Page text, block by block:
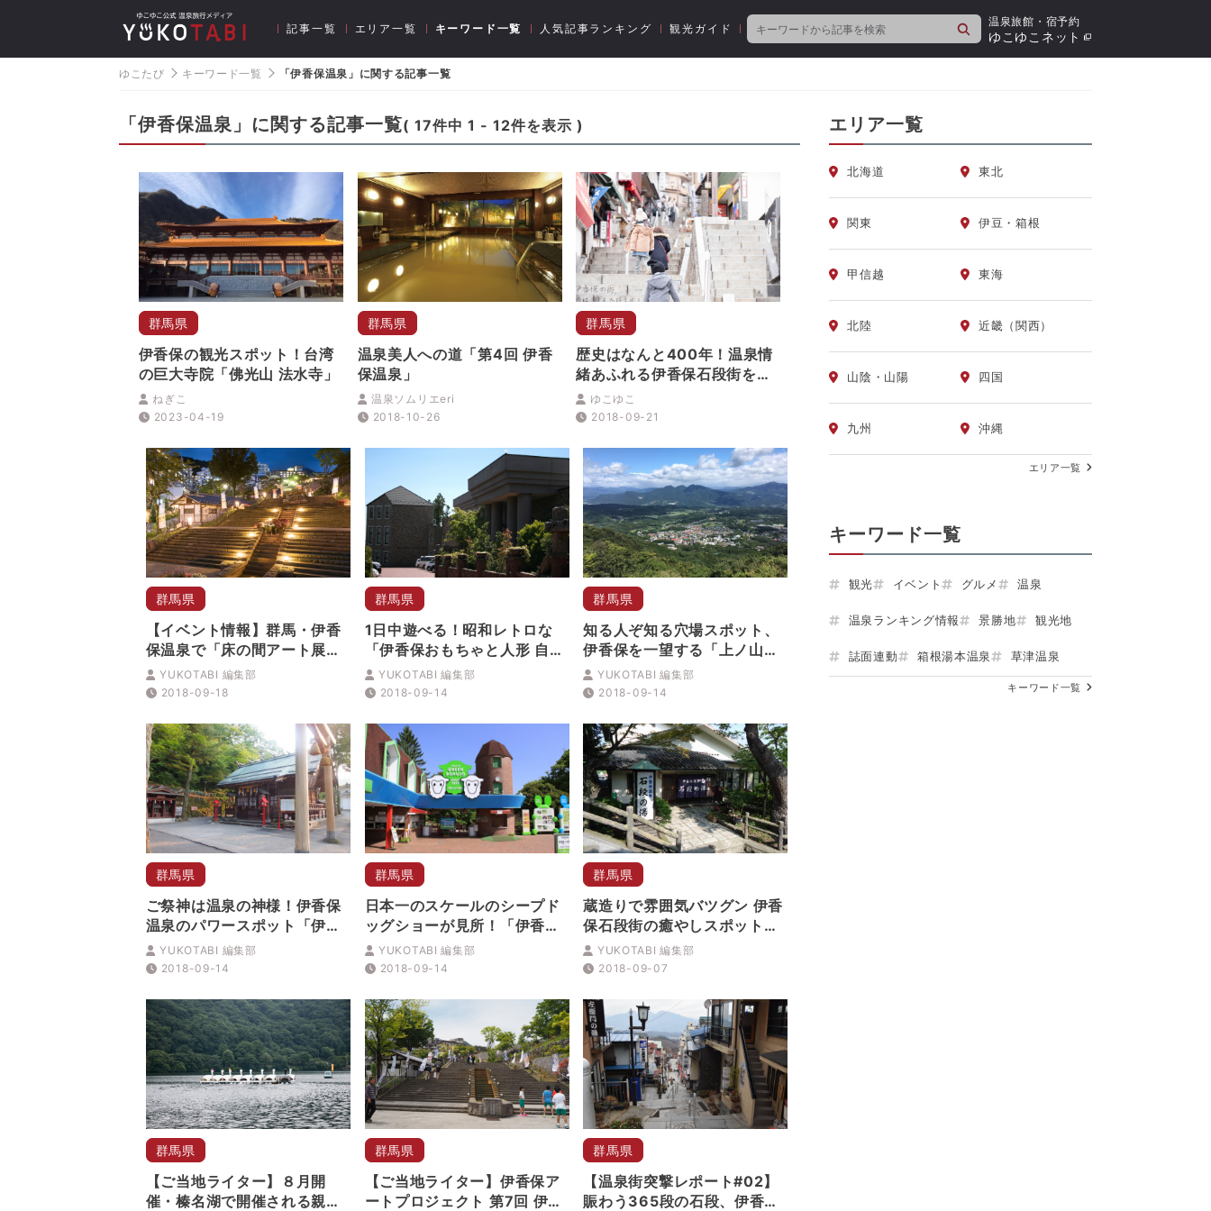
記事一覧 エリア一覧 キーワード一覧 人気記事ランキング 観光ガイド
検
索
温泉旅館・宿予約
ゆこゆこネット
ゆこたび キーワード一覧 「伊香保温泉」に関する記事一覧
「伊香保温泉」に関する記事一覧( 17件中 1 - 12件を表示 )
群馬県
伊香保の観光スポット！台湾
の巨大寺院「佛光山 法水寺」
ねぎこ
2023-04-19
群馬県
温泉美人への道「第4回 伊香
保温泉」
温泉ソムリエeri
2018-10-26
群馬県
歴史はなんと400年！温泉情
緒あふれる伊香保石段街を散
策ゆこゆこ
2018-09-21
群馬県
【イベント情報】群馬・伊香
保温泉で「床の間アート展」
開催YUKOTABI 編集部
2018-09-18
群馬県
1日中遊べる！昭和レトロな
「伊香保おもちゃと人形 自動
車博物館」
YUKOTABI 編集部
2018-09-14
群馬県
知る人ぞ知る穴場スポット、
伊香保を一望する「上ノ山公
園」YUKOTABI 編集部
2018-09-14
群馬県
ご祭神は温泉の神様！伊香保
温泉のパワースポット「伊香
保神社」
YUKOTABI 編集部
2018-09-14
群馬県
日本一のスケールのシープド
ッグショーが見所！「伊香保
グリーン牧場」
YUKOTABI 編集部
2018-09-14
群馬県
蔵造りで雰囲気バツグン 伊香
保石段街の癒やしスポット
「石段の湯」
YUKOTABI 編集部
2018-09-07
群馬県
【ご当地ライター】８月開
催・榛名湖で開催される親子
群馬県
【ご当地ライター】伊香保ア
ートプロジェクト 第7回 伊香
群馬県
【温泉街突撃レポート#02】
賑わう365段の石段、伊香保
エリア一覧
北海道 東北
関東 伊豆・箱根
甲信越 東海
北陸 近畿（関西）
山陰・山陽 四国
九州 沖縄
エリア一覧
キーワード一覧
観光 イベント グルメ 温泉
温泉ランキング情報 景勝地 観光地
誌面連動 箱根湯本温泉 草津温泉
キーワード一覧